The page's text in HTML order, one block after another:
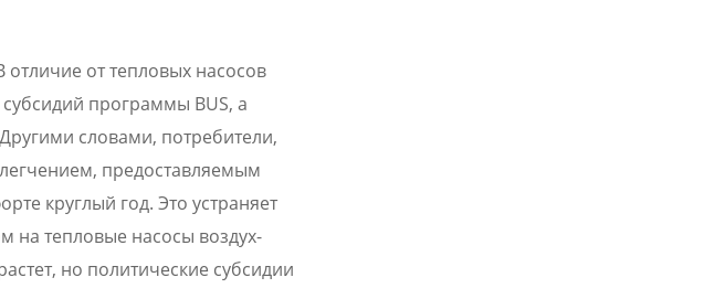
от тепловых насосов
программы BUS, а
словами, потребители,
предоставляемым
круглый год. Это устраняет
тепловые насосы воздух-
но политические субсидии